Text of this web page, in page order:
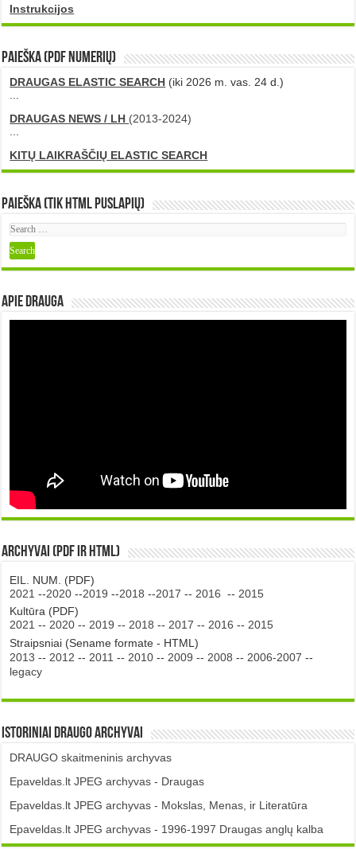
Instrukcijos
PAIEŠKA (PDF numerių)
DRAUGAS ELASTIC SEARCH (iki 2026 m. vas. 24 d.)
DRAUGAS NEWS / LH (2013-2024)
KITŲ LAIKRAŠČIŲ ELASTIC SEARCH
Paieška (tik HTML puslapių)
Apie DRAUGA
Archyvai (PDF ir HTML)
EIL. NUM. (PDF)
2021 --2020 --2019 --2018 --2017 --2016 --2015
Kultūra (PDF)
2021 --2020 --2019 --2018 --2017 --2016 --2015
Straipsniai (Sename formate - HTML)
2013 --2012 --2011 --2010 --2009 --2008 --2006-2007 --
legacy
Istoriniai DRAUGO Archyvai
DRAUGO skaitmeninis archyvas
Epaveldas.lt JPEG archyvas - Draugas
Epaveldas.lt JPEG archyvas - Mokslas, Menas, ir Literatūra
Epaveldas.lt JPEG archyvas - 1996-1997 Draugas anglų kalba